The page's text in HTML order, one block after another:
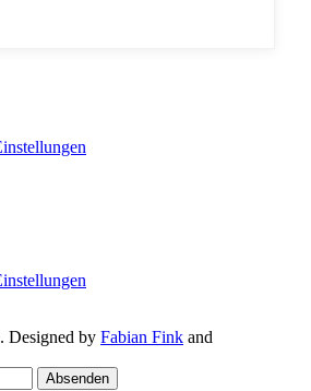
Designed by Fabian Fink and
Absenden